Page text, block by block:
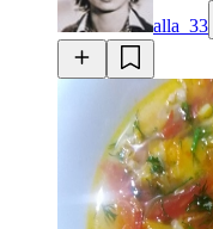
alla_33